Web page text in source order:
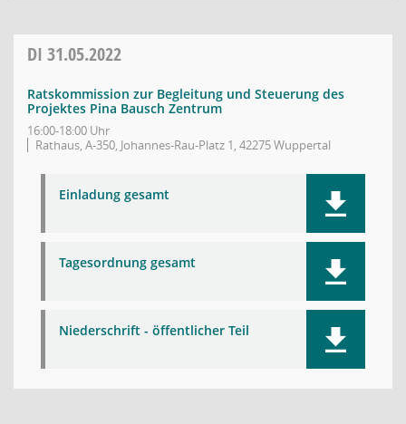
DI 31.05.2022
Ratskommission zur Begleitung und Steuerung des
Projektes Pina Bausch Zentrum
16:00-18:00 Uhr
Rathaus, A-350, Johannes-Rau-Platz 1, 42275 Wuppertal
Einladung gesamt
Tagesordnung gesamt
Niederschrift - öffentlicher Teil